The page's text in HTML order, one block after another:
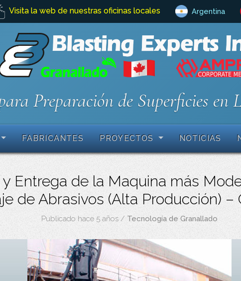
Visita la web de nuestras oficinas locales Argentina
Preparación de Superficies
FABRICANTES PROYECTOS NOTICIAS
Entrega de la Maquina más
de Abrasivos (Alta Producción) –
Publicado hace 5 años / Tecnología de Granallado